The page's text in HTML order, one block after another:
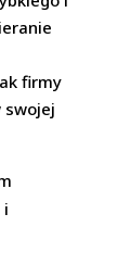
firmy
swojej
i